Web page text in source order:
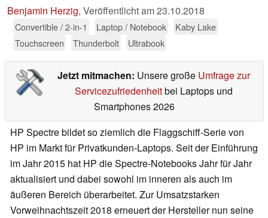
Benjamin Herzig, Veröffentlicht am23.10.2018
Convertible / 2-in-1 Laptop / Notebook
Kaby Lake
Touchscreen
Thunderbolt Ultrabook
Jetzt mitmachen: Unsere große Umfrage zur
Servicezufriedenheitbei Laptops und
Smartphones 2026
HP Spectre bildet so ziemlich die Flaggschiff-Serie von
HP im Markt für Privatkunden-Laptops. Seit der Einführung
im Jahr 2015 hat HP die Spectre-Notebooks Jahr für Jahr
aktualisiert und dabei sowohl im inneren als auch im
äußeren Bereich überarbeitet. Zur Umsatzstarken
Vorweihnachtszeit 2018 erneuert der Hersteller nun seine